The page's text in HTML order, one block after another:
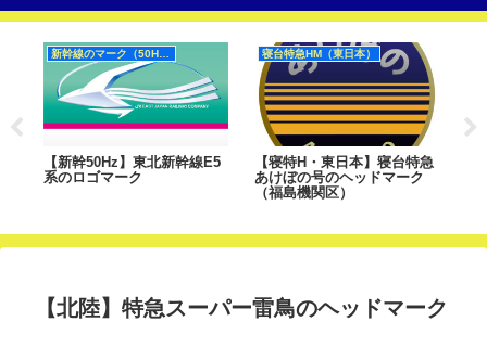
新幹線のマーク（50Hz）
【新幹50Hz】東北新幹線E5
系のロゴマーク
寝台特急HM（東日本）
【寝特H・東日本】寝台特急
あけぼの号のヘッドマーク
（福島機関区）
【北陸】特急スーパー雷鳥のヘッドマーク